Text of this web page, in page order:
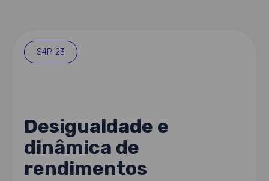
S4P-23
Desigualdade e
dinâmica de
rendimentos